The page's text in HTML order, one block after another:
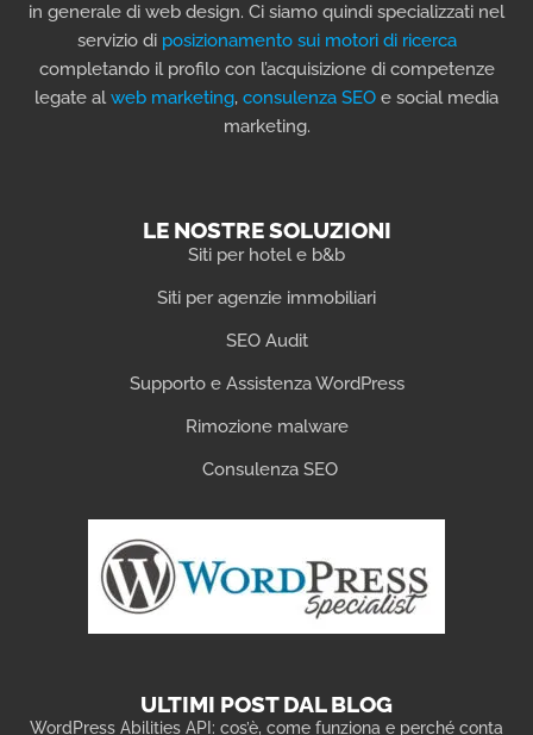
in generale di web design. Ci siamo quindi specializzati nel
servizio di posizionamento sui motori di ricerca
completando il profilo con l’acquisizione di competenze
legate alweb marketing, consulenza SEO e social media
marketing.
LE NOSTRE SOLUZIONI
Siti per hotel e b&b
Siti per agenzie immobiliari
SEO Audit
Supporto e Assistenza WordPress
Rimozione malware
Consulenza SEO
ULTIMI POST DAL BLOG
WordPress Abilities API: cos’è, come funziona e perché conta